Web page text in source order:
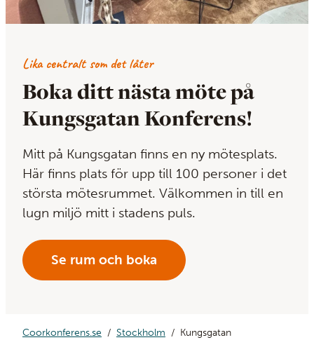
Lika centralt som det låter
Boka ditt nästa möte på
Kungsgatan Konferens!
Mitt på Kungsgatan finns en ny mötesplats.
Här finns plats för upp till 100 personer i det
största mötesrummet. Välkommen in till en
lugn miljö mitt i stadens puls.
Se rum och boka
Coorkonferens.se Stockholm Kungsgatan